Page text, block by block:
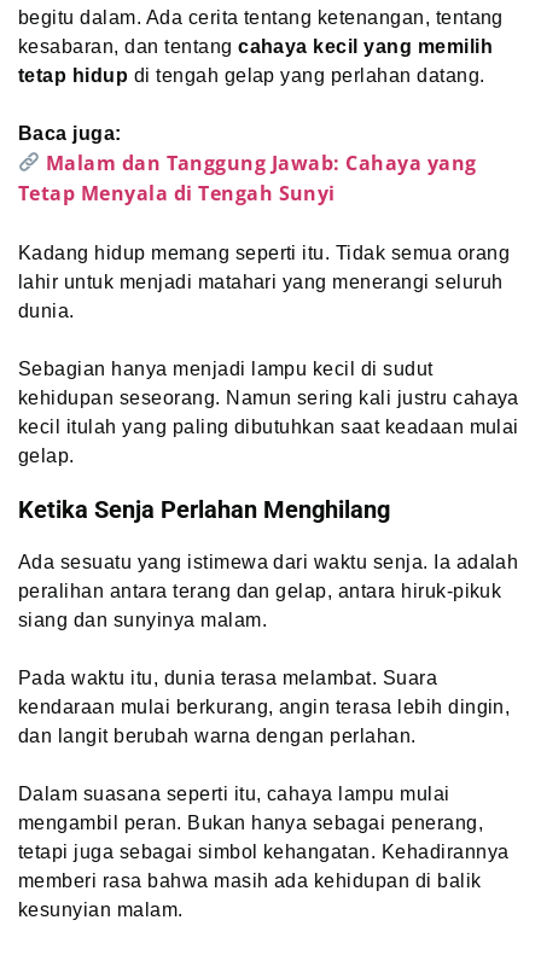
begitu dalam. Ada cerita tentang ketenangan, tentang
kesabaran, dan tentangcahaya kecil yang memilih
tetap hidup di tengah gelap yang perlahan datang.
Baca juga:
Malam dan Tanggung Jawab: Cahaya yang
Tetap Menyala di Tengah Sunyi
Kadang hidup memang seperti itu. Tidak semua orang
lahir untuk menjadi matahari yang menerangi seluruh
dunia.
Sebagian hanya menjadi lampu kecil di sudut
kehidupan seseorang. Namun sering kali justru cahaya
kecil itulah yang paling dibutuhkan saat keadaan mulai
gelap.
Ketika Senja Perlahan Menghilang
Ada sesuatu yang istimewa dari waktu senja. Ia adalah
peralihan antara terang dan gelap, antara hiruk-pikuk
siang dan sunyinya malam.
Pada waktu itu, dunia terasa melambat. Suara
kendaraan mulai berkurang, angin terasa lebih dingin,
dan langit berubah warna dengan perlahan.
Dalam suasana seperti itu, cahaya lampu mulai
mengambil peran. Bukan hanya sebagai penerang,
tetapi juga sebagai simbol kehangatan. Kehadirannya
memberi rasa bahwa masih ada kehidupan di balik
kesunyian malam.